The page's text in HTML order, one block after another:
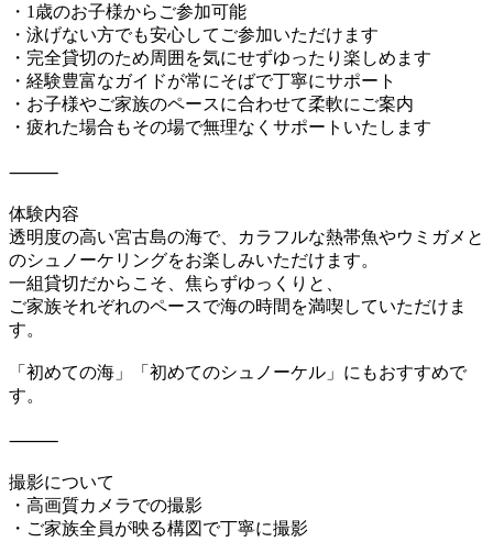
・1歳のお子様からご参加可能
・泳げない方でも安心してご参加いただけます
・完全貸切のため周囲を気にせずゆったり楽しめます
・経験豊富なガイドが常にそばで丁寧にサポート
・お子様やご家族のペースに合わせて柔軟にご案内
・疲れた場合もその場で無理なくサポートいたします
⸻
体験内容
透明度の高い宮古島の海で、カラフルな熱帯魚やウミガメと
のシュノーケリングをお楽しみいただけます。
一組貸切だからこそ、焦らずゆっくりと、
ご家族それぞれのペースで海の時間を満喫していただけま
す。
「初めての海」「初めてのシュノーケル」にもおすすめで
す。
⸻
撮影について
・高画質カメラでの撮影
・ご家族全員が映る構図で丁寧に撮影